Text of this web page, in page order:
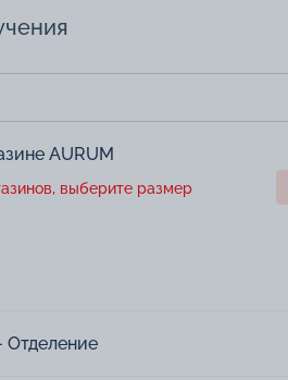
AURUM
выберите размер
Отделение